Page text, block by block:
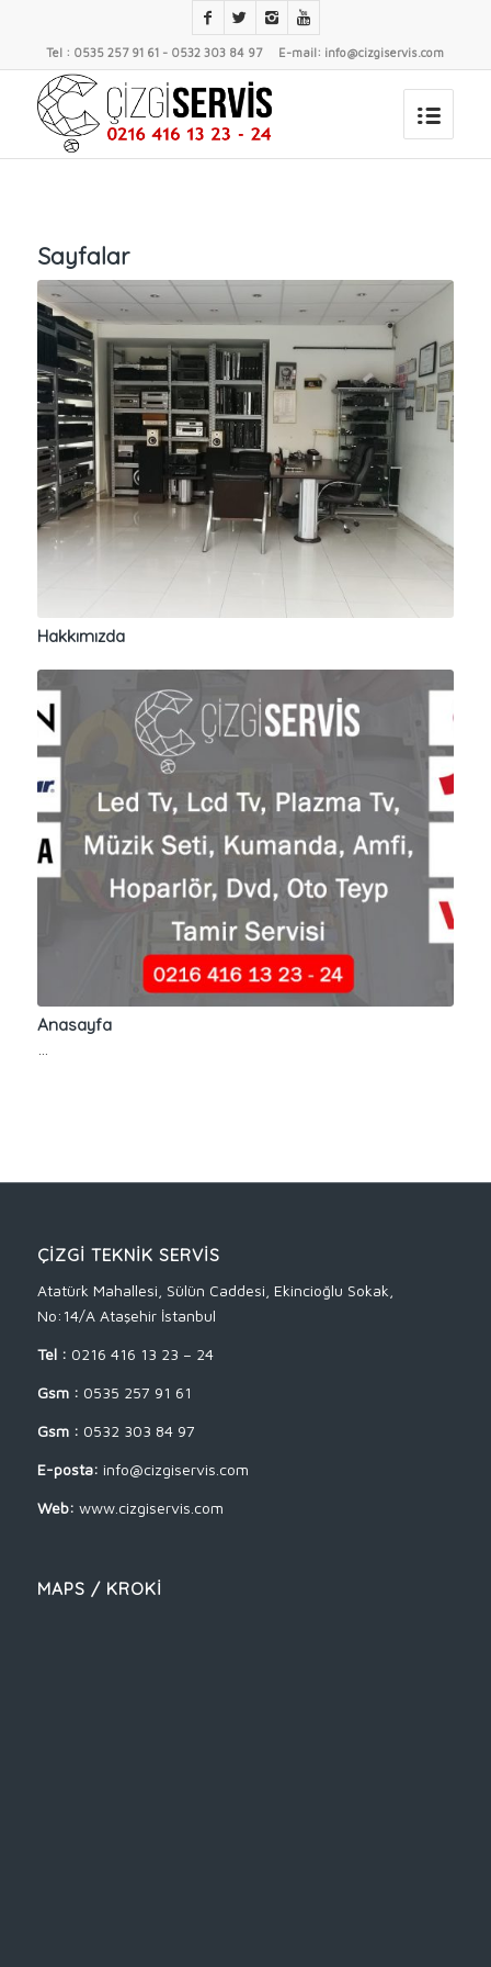
Tel : 0535 257 91 61 - 0532 303 84 97 E-mail: info@cizgiservis.com
Sayfalar
Hakkımızda
Anasayfa
…
ÇİZGİ TEKNİK SERVİS
Atatürk Mahallesi, Sülün Caddesi, Ekincioğlu Sokak,
No:14/A Ataşehir İstanbul
Tel : 0216 416 13 23 – 24
Gsm : 0535 257 91 61
Gsm : 0532 303 84 97
E-posta: info@cizgiservis.com
Web: www.cizgiservis.com
MAPS / KROKİ